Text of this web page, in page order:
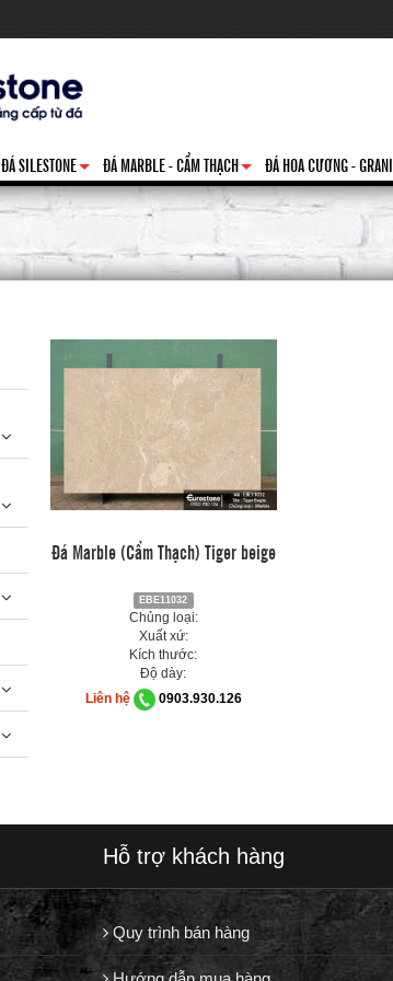
+
ĐÁ SILESTONE
+
ĐÁ MARBLE - CẨM THẠCH ĐÁ HOA CƯƠNG -
Đá Marble (Cẩm Thạch) Tiger beige
EBE11032
Chủng loại:
Xuất xứ:
Kích thước:
Độ dày:
Liên hệ
0903.930.126
Hỗ trợ khách hàng
Quy trình bán hàng